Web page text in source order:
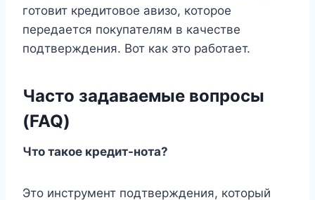
готовит кредитовое авизо, которое
передается покупателям в качестве
подтверждения. Вот как это работает.
Часто задаваемые вопросы
(FAQ)
Что такое кредит-нота?
Это инструмент подтверждения, который